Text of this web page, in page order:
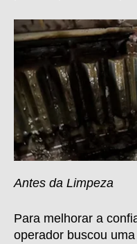
Antes da Limpeza
Para melhorar a
operador buscou